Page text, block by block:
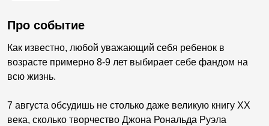
Про событие
Как известно, любой уважающий себя ребенок в
возрасте примерно 8-9 лет выбирает себе фандом на
всю жизнь.
7 августа обсудишь не столько даже великую книгу ХХ
века, сколько творчество Джона Рональда Руэла